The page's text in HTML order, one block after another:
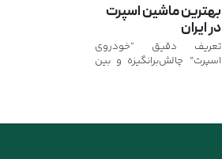
بهترین ماشین اسپرت
در ایران
تعریف دقیق “خودروی
اسپرت” چالش‌برانگیزه و بین